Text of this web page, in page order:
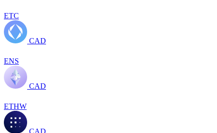
ETC
CAD
ENS
CAD
ETHW
CAD